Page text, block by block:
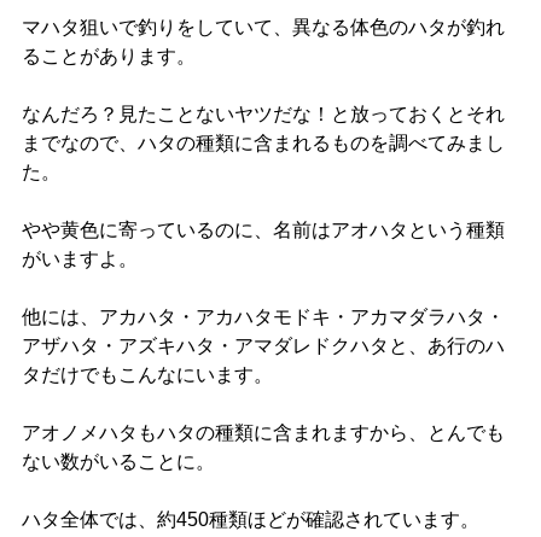
マハタ狙いで釣りをしていて、異なる体色のハタが釣れ
ることがあります。
なんだろ？見たことないヤツだな！と放っておくとそれ
までなので、ハタの種類に含まれるものを調べてみまし
た。
やや黄色に寄っているのに、名前はアオハタという種類
がいますよ。
他には、アカハタ・アカハタモドキ・アカマダラハタ・
アザハタ・アズキハタ・アマダレドクハタと、あ行のハ
タだけでもこんなにいます。
アオノメハタもハタの種類に含まれますから、とんでも
ない数がいることに。
ハタ全体では、約450種類ほどが確認されています。